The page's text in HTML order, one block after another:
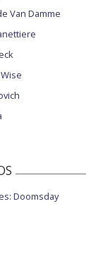
Van Damme
Doomsday